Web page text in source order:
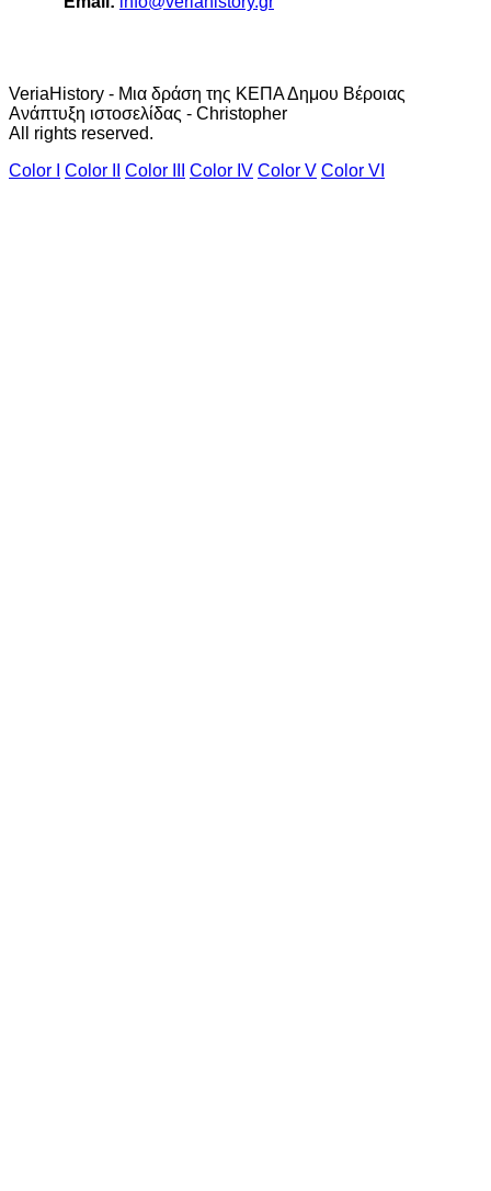
VeriaHistory - Μια δράση της ΚΕΠΑ Δημου Βέροιας
Ανάπτυξη ιστοσελίδας - Christopher
All rights reserved.
Color I
Color II Color III Color IV Color V Color VI